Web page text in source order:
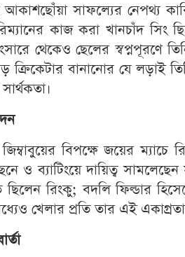
সাফল্যের নেপথ্য
কাজ করা খানচাঁদ সিং
থেকেও ছেলের স্বপ্নপূরণে
ক্রিকেটার বানানোর যে লড়াই
জিম্বাবুয়ের বিপক্ষে জয়ের
ও ব্যাটিংয়ে দায়িত্ব
রিংকু; বদলি ফিল্ডার
খেলার প্রতি তার এই